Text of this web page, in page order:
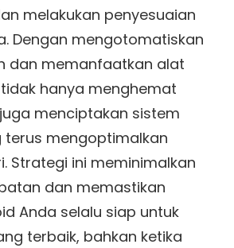
melakukan penyesuaian
Dengan mengotomatiskan
dan memanfaatkan alat
hanya menghemat
menciptakan sistem
mengoptimalkan
Strategi ini meminimalkan
dan memastikan
Anda selalu siap untuk
terbaik, bahkan ketika